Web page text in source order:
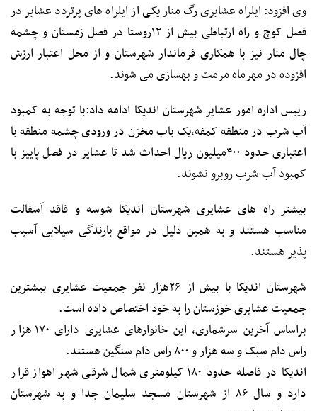
وی افزود: ایلراه عشایری رگ منار یکی از ایلراه های پرتردد عشایر در
فصل کوچ و راه ارتباطی بیش از ۱۲روستا در فصل زمستان و چشمه
چال منار نیز با همکاری فرماندار شهرستان و از محل اعتبار ارزش
افزوده در مهرماه مرمت و بهسازی می شوند.
رییس اداره امور عشایر شهرستان اندیکا ادامه داد:با توجه به کمبود
آب شرب در منطقه کمفه،یک باب مخزن در ورودی چشمه منطقه با
اعتباری حدود ۴۰۰میلیون ریال احداث شد تا عشایر در فصل پاییز با
کمبود آب شرب روبرو نشوند.
بیشتر راه های عشایری شهرستان اندیکا شوسه و فاقد آسفالت
مناسب هستند و به همین دلیل در مواقع بارندگی سیلابی آسیب
پذیر هستند.
شهرستان اندیکا با بیش از ۲۶هزار نفر جمعیت عشایری بیشترین
جمعیت عشایری خوزستان را به خود اختصاص داده است.
براساس آخرین سرشماری، این خانوارهای عشایری دارای ۱۷۰ هزار
راس دام سبک و سه هزار و ۸۰۰ راس دام سنگین هستند.
اندیکا در فاصله حدود ۱۸۰ کیلومتری شمال شرقی شهر اهواز قرار
دارد و سال ۸۶ از شهرستان مسجد سلیمان جدا و به شهرستان